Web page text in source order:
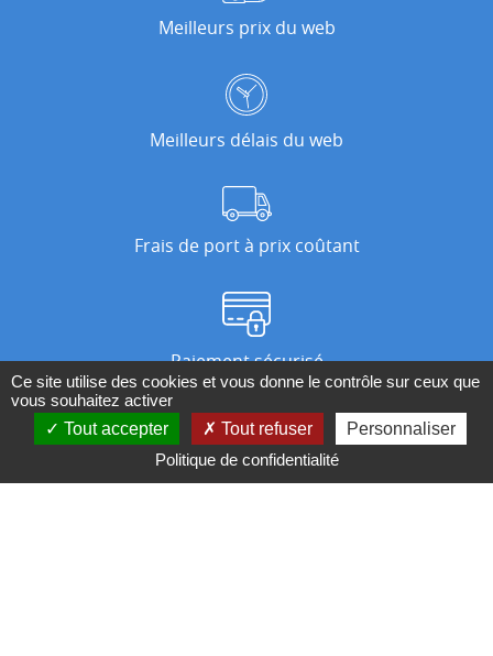
Meilleurs prix du web
Meilleurs délais du web
Frais de port à prix coûtant
Paiement sécurisé
Nos magasins
Ce site utilise des cookies et vous donne le contrôle sur ceux que
vous souhaitez activer
Tout accepter
Tout refuser
Personnaliser
Politique de confidentialité